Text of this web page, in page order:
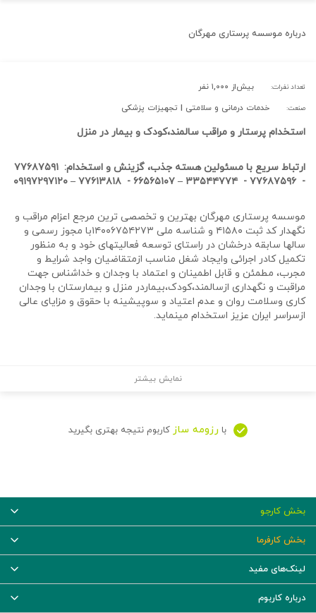
درباره موسسه پرستاری مهرگان
تعداد نفرات: بیش‌از ۱,۰۰۰ نفر
صنعت: خدمات درمانی و سلامتی | تجهیزات پزشکی
استخدام پرستار و مراقب سالمند،کودک و بیمار در منزل
ارتباط سریع با مسئولین هسته جذب، گزینش و استخدام: ۷۷۶۸۷۵۹۱
- ۷۷۶۸۷۵۹۶
- ۳۳۵۴۴۷۷۴ – ۶۶۵۶۵۱۰۷ - ۷۷۶۱۳۸۱۸ – ۰۹۱۹۷۲۹۷۱۲۰
موسسه پرستاری مهرگان بهترین و تخصصی ترین مرجع اعزام مراقب و
نگهدار کد ثبت ۴۱۵۸۰ و شناسه ملی ۱۴۰۰۶۷۵۴۲۷۳با مجوز رسمی و
سالها سابقه درخشان در راستای توسعه فعالیتهای خود و به منظور
تکمیل کادر اجرائی وایجاد شغل مناسب ازمتقاضیان واجد شرایط و
مجرب، مطمئن و قابل اطمینان و اعتماد با وجدان و خداشناس جهت
مراقبت و نگهداری ازسالمند،کودک،بیماردر منزل و بیمارستان با وجدان
کاری وسلامت روان و عدم اعتیاد و سوپیشینه با حقوق و مزایای عالی
ازسراسر ایران عزیز استخدام مینماید.
نمایش بیشتر
با رزومه ساز کاربوم نتیجه بهتری بگیرید
بخش کارجو
بخش کارفرما
لینک‌های مفید
درباره کاربوم